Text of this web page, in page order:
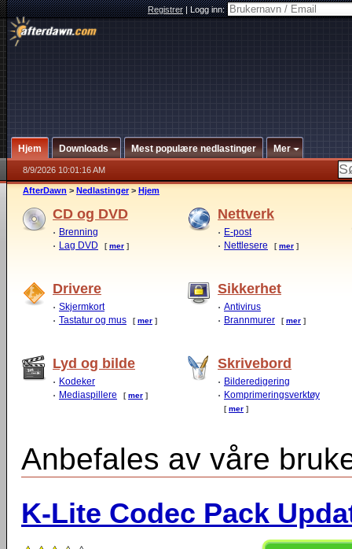
Registrer|Logg inn:
Hjem Downloads Mest populære nedlastinger Mer
8/9/2026 10:01:16 AM
AfterDawn > Nedlastinger > Hjem
CD og DVD
Brenning
Lag DVD
[mer ]
Drivere
Skjermkort
Tastatur og mus
[mer ]
Lyd og bilde
Kodeker
Mediaspillere
[mer ]
Nettverk
E-post
Nettlesere
[mer ]
Sikkerhet
Antivirus
Brannmurer
[mer ]
Skrivebord
Bilderedigering
Komprimeringsverktøy
[mer ]
Anbefales av våre
K-Lite Codec Pack